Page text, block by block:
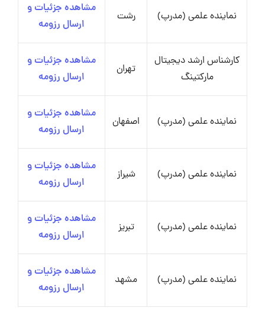
نماینده علمی (مدرپ) رشت
مشاهده جزئیات و
ارسال رزومه
کارشناس ارشد دیجیتال
مارکتینگ
تهران
مشاهده جزئیات و
ارسال رزومه
نماینده علمی (مدرپ) اصفهان
مشاهده جزئیات و
ارسال رزومه
نماینده علمی (مدرپ) شیراز
مشاهده جزئیات و
ارسال رزومه
نماینده علمی (مدرپ) تبریز
مشاهده جزئیات و
ارسال رزومه
نماینده علمی (مدرپ) مشهد
مشاهده جزئیات و
ارسال رزومه